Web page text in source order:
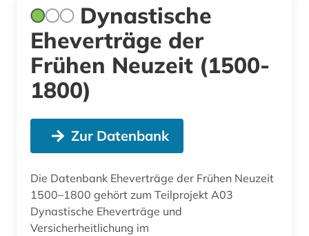
Dynastische
Eheverträge der
Frühen Neuzeit (1500-
1800)
Zur Datenbank
Die Datenbank Eheverträge der Frühen Neuzeit
1500–1800 gehört zum Teilprojekt A03
Dynastische Eheverträge und
Versicherheitlichung im